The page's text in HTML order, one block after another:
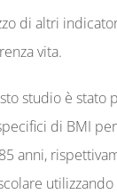
di altri
vita.
studio è stato
di BMI
anni,
utilizzando